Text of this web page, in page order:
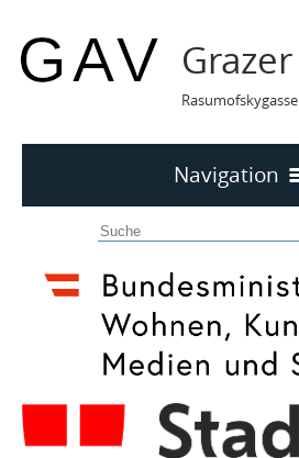
Navigation
MITTEILUNGEN
TERMINE
TERMINE sortiert
LYRIK IM MÄRZ